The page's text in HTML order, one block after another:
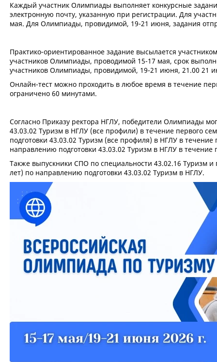
Каждый участник Олимпиады выполняет конкурсные
электронную почту, указанную при регистрации. Для
мая. Для Олимпиады, провидимой, 19-21 июня, задания
Практико-ориентированное задание высылается
участников Олимпиады, проводимой 15-17 мая, срок
участников Олимпиады, провидимой, 19-21 июня, 21.00 21
Онлайн-тест можно проходить в любое время в течение
ограничено 60 минутами.
Согласно Приказу ректора НГЛУ, победители Олимпиады
43.03.02 Туризм в НГЛУ (все профили) в течение первого
подготовки 43.03.02 Туризм (все профиля) в НГЛУ в
направлению подготовки 43.03.02 Туризм в НГЛУ в течение
Также выпускники СПО по специальности 43.02.16 Туризм и
лет) по направлению подготовки 43.03.02 Туризм в НГЛУ.